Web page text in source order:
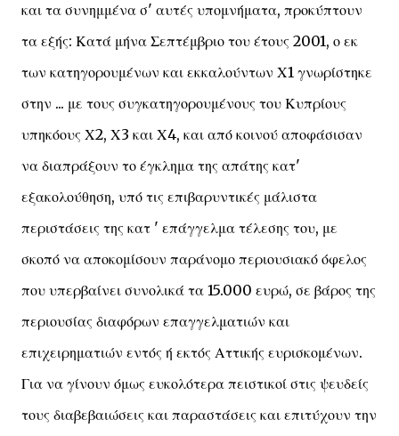
και τα συνημμένα σ' αυτές υπομνήματα, προκύπτουν
τα εξής: Κατά μήνα Σεπτέμβριο του έτους 2001, ο εκ
των κατηγορουμένων και εκκαλούντων Χ1 γνωρίστηκε
στην ... με τους συγκατηγορουμένους του Κυπρίους
υπηκόους Χ2, Χ3 και Χ4, και από κοινού αποφάσισαν
να διαπράξουν το έγκλημα της απάτης κατ'
εξακολούθηση, υπό τις επιβαρυντικές μάλιστα
περιστάσεις της κατ ' επάγγελμα τέλεσης του, με
σκοπό να αποκομίσουν παράνομο περιουσιακό όφελος
που υπερβαίνει συνολικά τα 15.000 ευρώ, σε βάρος της
περιουσίας διαφόρων επαγγελματιών και
επιχειρηματιών εντός ή εκτός Αττικής ευρισκομένων.
Για να γίνουν όμως ευκολότερα πειστικοί στις ψευδείς
τους διαβεβαιώσεις και παραστάσεις και επιτύχουν την